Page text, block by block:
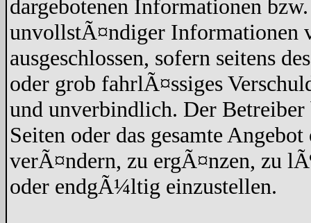
dargebotenen Informationen
unvollstÃ¤ndiger Informationen
ausgeschlossen, sofern seitens
oder grob fahrlÃ¤ssiges
und unverbindlich. Der
Seiten oder das gesamte
verÃ¤ndern, zu ergÃ¤nzen, zu
oder endgÃ¼ltig einzustellen.